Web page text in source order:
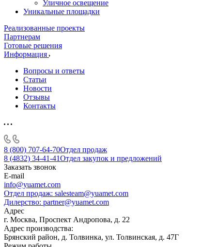
Уличное освещение
Уникальные площадки
Реализованные проекты
Партнерам
Готовые решения
Информация
Вопросы и ответы
Статьи
Новости
Отзывы
Контакты
8 (800) 707-64-70Отдел продаж
8 (4832) 34-41-41Отдел закупок и предложений
Заказать звонок
E-mail
info@yuamet.com
Отдел продаж: salesteam@yuamet.com
Дилерство: partner@yuamet.com
Адрес
г. Москва, Проспект Андропова, д. 22
Адрес производства:
Брянский район, д. Толвинка, ул. Толвинская, д. 47Г